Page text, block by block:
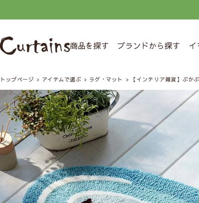
商品を探す ブランドから探す イ
トップページ アイテムで選ぶ ラグ・マット 【インテリア雑貨】ぷか